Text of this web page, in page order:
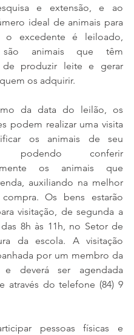
e extensão, e ao
ideal de animais para
o excedente é leiloado,
são animais que têm
de produzir leite e gerar
os adquirir.
da data do leilão, os
podem realizar uma visita
os animais de seu
podendo conferir
os animais que
auxiliando na melhor
Os bens estarão
visitação, de segunda a
8h às 11h, no Setor de
da escola. A visitação
por um membro da
e deverá ser agendada
através do telefone (84) 9
pessoas físicas e